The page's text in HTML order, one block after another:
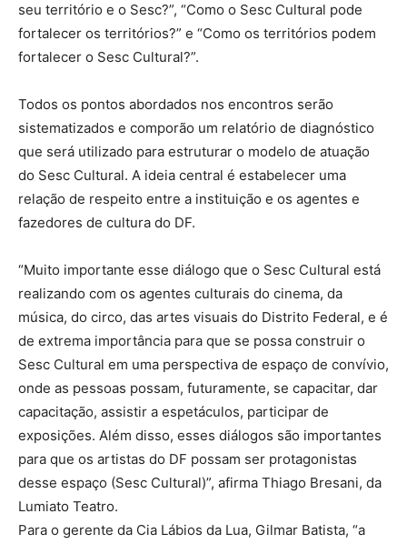
seu território e o Sesc?”, “Como o Sesc Cultural pode
fortalecer os territórios?” e “Como os territórios podem
fortalecer o Sesc Cultural?”.
Todos os pontos abordados nos encontros serão
sistematizados e comporão um relatório de diagnóstico
que será utilizado para estruturar o modelo de atuação
do Sesc Cultural. A ideia central é estabelecer uma
relação de respeito entre a instituição e os agentes e
fazedores de cultura do DF.
“Muito importante esse diálogo que o Sesc Cultural está
realizando com os agentes culturais do cinema, da
música, do circo, das artes visuais do Distrito Federal, e é
de extrema importância para que se possa construir o
Sesc Cultural em uma perspectiva de espaço de convívio,
onde as pessoas possam, futuramente, se capacitar, dar
capacitação, assistir a espetáculos, participar de
exposições. Além disso, esses diálogos são importantes
para que os artistas do DF possam ser protagonistas
desse espaço (Sesc Cultural)”, afirma Thiago Bresani, da
Lumiato Teatro.
Para o gerente da Cia Lábios da Lua, Gilmar Batista, “a